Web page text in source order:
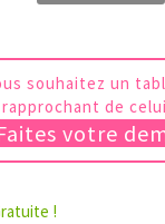
souhaitez un
rapprochant de
votre
!